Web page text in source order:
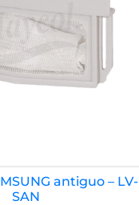
antiguo – LV-
SAN